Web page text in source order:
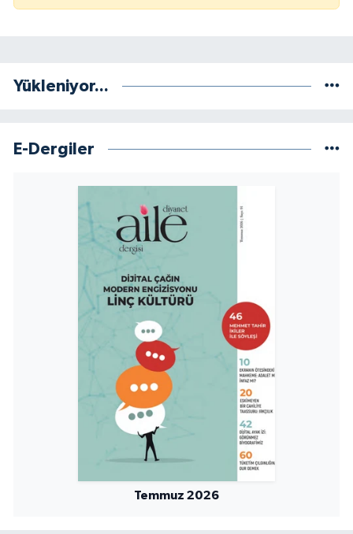
Yükleniyor...
E-Dergiler
Temmuz 2026
Van Müftülüğü
Yozgat Müftülüğü